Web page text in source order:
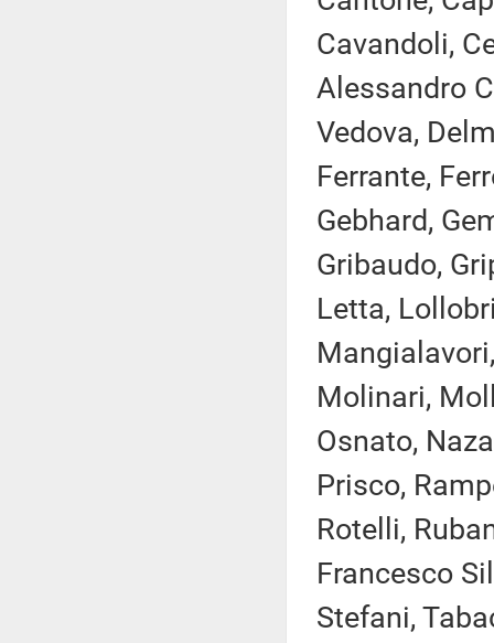
Cavandoli,
Alessandro
Vedova,
Ferrante,
Gebhard,
Gribaudo,
Letta,
Molinari,
Osnato,
Prisco,
Rotelli,
Francesco
Stefani,